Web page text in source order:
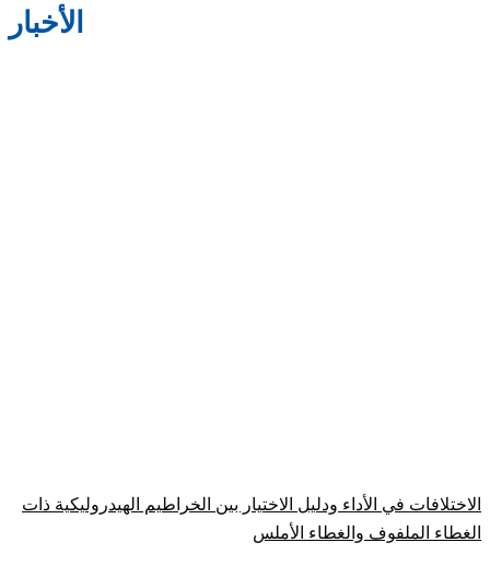
الأخبار
الاختلافات في الأداء ودليل الاختيار بين الخراطيم الهيدروليكية ذات
الغطاء الملفوف والغطاء الأملس